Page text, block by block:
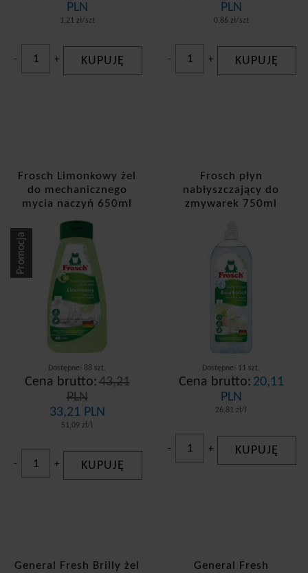
PLN
1,21 zł/szt
- + KUPUJĘ
PLN
0,86 zł/szt
- + KUPUJĘ
Frosch Limonkowy żel
do mechanicznego
mycia naczyń 650ml
Dostępne: 88 szt.
Cena brutto: 43,21
PLN
33,21 PLN
51,09 zł/l
Promocja
- + KUPUJĘ
Frosch płyn
nabłyszczający do
zmywarek 750ml
Dostępne: 11 szt.
Cena brutto: 20,11
PLN
26,81 zł/l
- + KUPUJĘ
General Fresh Brilly żel
General Fresh